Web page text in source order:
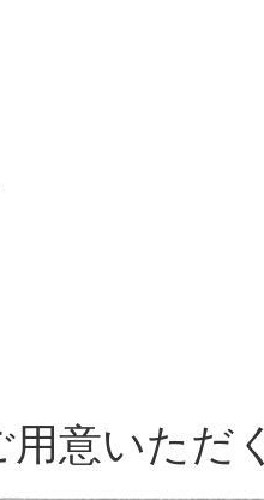
用意いただ